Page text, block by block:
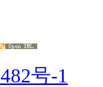
号-1